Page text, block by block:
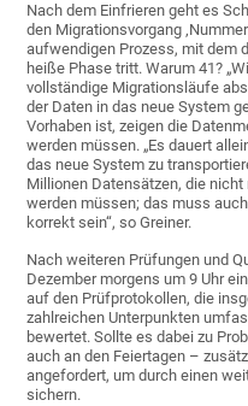
Nach dem Einfrieren geht es
den Migrationsvorgang
aufwendigen Prozess, mit dem
heiße Phase tritt. Warum 41?
vollständige Migrationsläufe
der Daten in das neue System
Vorhaben ist, zeigen die
werden müssen. „Es dauert
das neue System zu
Millionen Datensätzen, die
werden müssen; das muss
korrekt sein“, so Greiner.
Nach weiteren Prüfungen und
Dezember morgens um 9 Uhr
auf den Prüfprotokollen, die
zahlreichen Unterpunkten
bewertet. Sollte es dabei zu
auch an den Feiertagen –
angefordert, um durch einen
sichern.